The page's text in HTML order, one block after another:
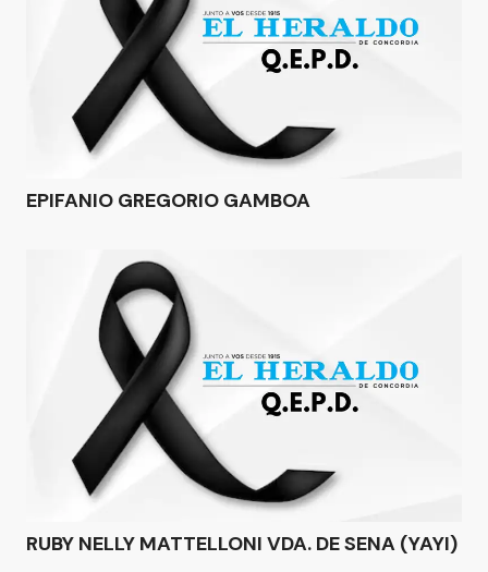
EPIFANIO GREGORIO GAMBOA
RUBY NELLY MATTELLONI VDA. DE SENA (YAYI)